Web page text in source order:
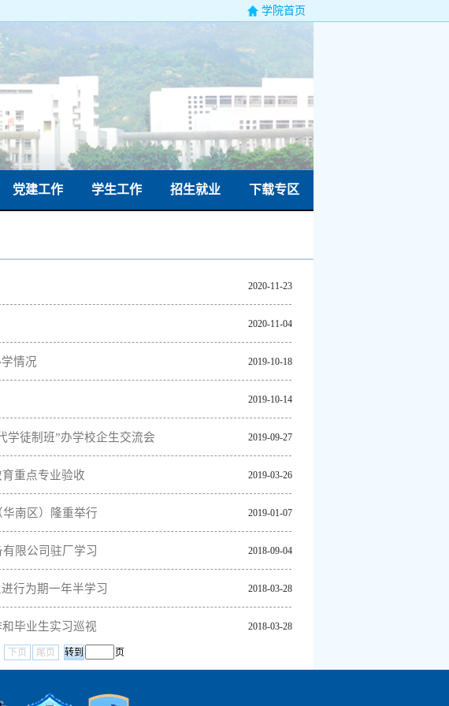
学院首页
党建工作 学生工作 招生就业 下载专区
2020-11-23
2020-11-04
情况 2019-10-18
2019-10-14
学徒制班”办学校企生交流会 2019-09-27
重点专业验收 2019-03-26
南区）隆重举行 2019-01-07
限公司驻厂学习 2018-09-04
行为期一年半学习 2018-03-28
毕业生实习巡视 2018-03-28
下页 尾页 页